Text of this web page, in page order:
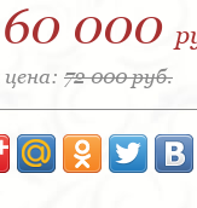
60 000
72 000 руб.